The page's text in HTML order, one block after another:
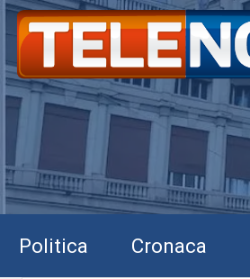
Politica Cronaca